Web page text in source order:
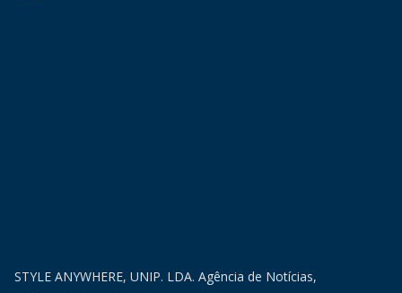
STYLE ANYWHERE, UNIP. LDA. Agência de Notícias,